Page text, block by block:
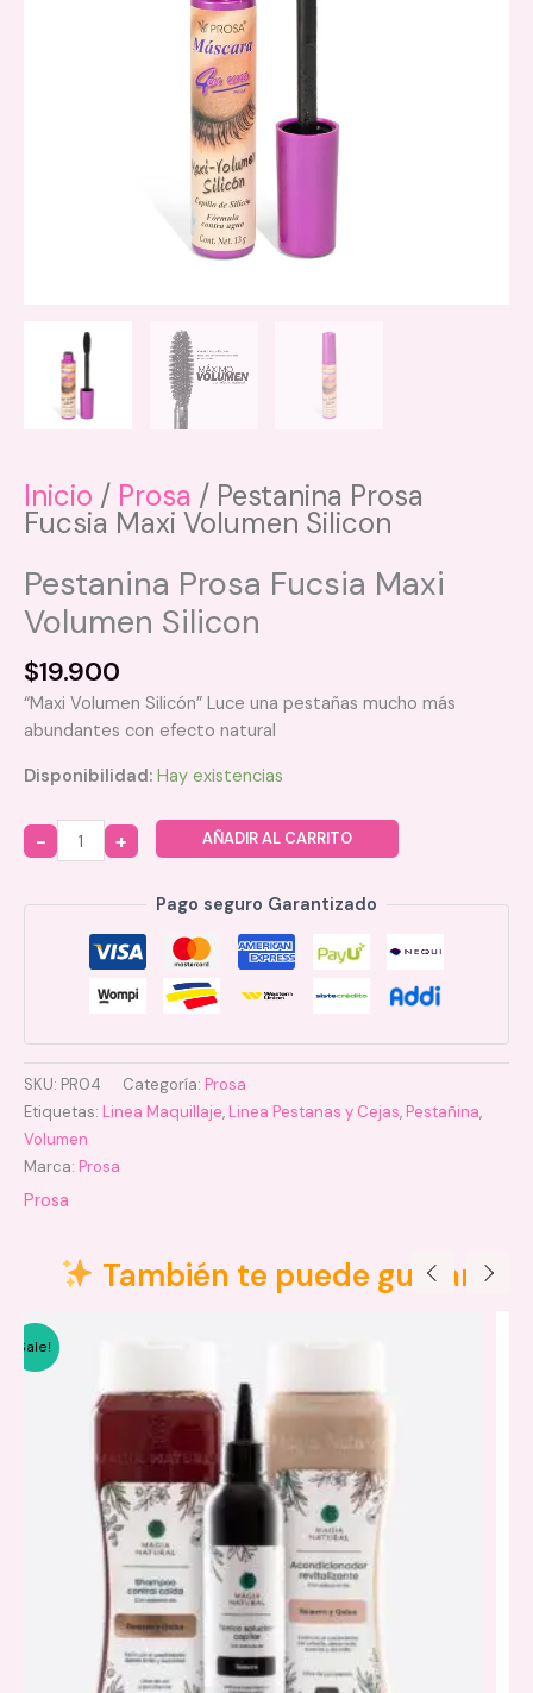
Inicio / Prosa / Pestanina Prosa
Fucsia Maxi Volumen Silicon
Pestanina Prosa Fucsia Maxi
Volumen Silicon
$19.900
“Maxi Volumen Silicón” Luce una pestañas mucho más
abundantes con efecto natural
Disponibilidad: Hay existencias
Quantity
AÑADIR AL CARRITO
Pago seguro Garantizado
SKU: PR04 Categoría: Prosa
Etiquetas: Linea Maquillaje, Linea Pestanas y Cejas, Pestañina,
Volumen
Marca: Prosa
Prosa
También te puede gustar